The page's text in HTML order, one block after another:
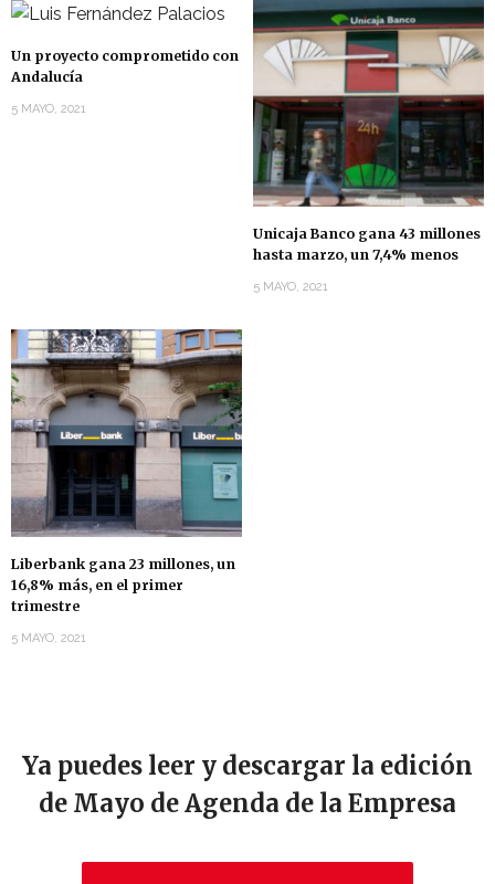
Un proyecto comprometido con
Andalucía
5 MAYO, 2021
Unicaja Banco gana 43 millones
hasta marzo, un 7,4% menos
5 MAYO, 2021
Liberbank gana 23 millones, un
16,8% más, en el primer
trimestre
5 MAYO, 2021
Ya puedes leer y descargar la edición
de Mayo de Agenda de la Empresa